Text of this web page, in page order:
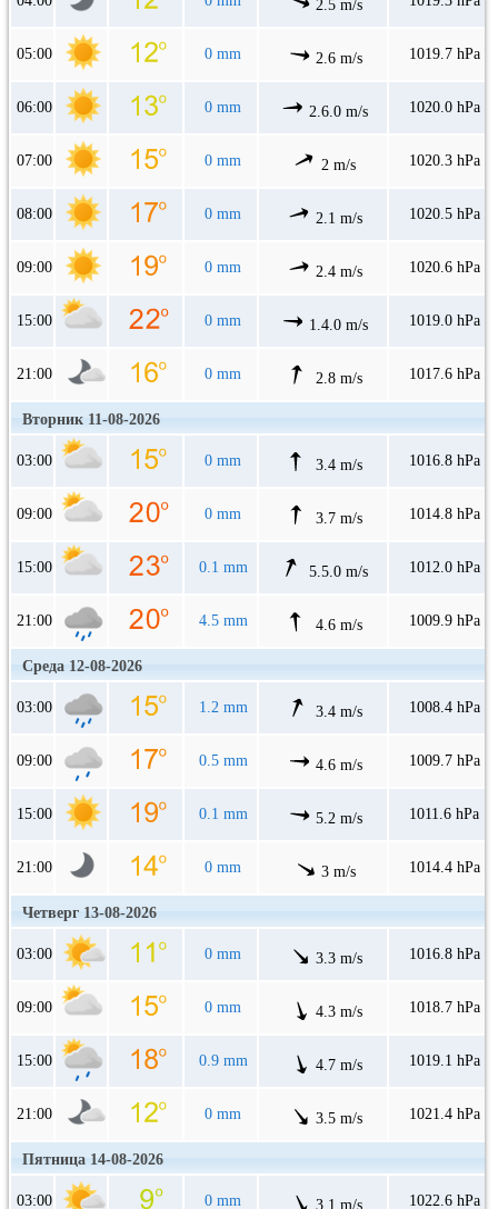
2.5 m/s
05:00 0 mm 2.6 m/s 1019.7 hPa
06:00 0 mm 2.6.0 m/s 1020.0 hPa
07:00 0 mm 2 m/s 1020.3 hPa
08:00 0 mm 2.1 m/s 1020.5 hPa
09:00 0 mm 2.4 m/s 1020.6 hPa
15:00 0 mm 1.4.0 m/s 1019.0 hPa
21:00 0 mm 2.8 m/s 1017.6 hPa
Вторник 11-08-2026
03:00 0 mm 3.4 m/s 1016.8 hPa
09:00 0 mm 3.7 m/s 1014.8 hPa
15:00 0.1 mm 5.5.0 m/s 1012.0 hPa
21:00 4.5 mm 4.6 m/s 1009.9 hPa
Среда 12-08-2026
03:00 1.2 mm 3.4 m/s 1008.4 hPa
09:00 0.5 mm 4.6 m/s 1009.7 hPa
15:00 0.1 mm 5.2 m/s 1011.6 hPa
21:00 0 mm 3 m/s 1014.4 hPa
Четверг 13-08-2026
03:00 0 mm 3.3 m/s 1016.8 hPa
09:00 0 mm 4.3 m/s 1018.7 hPa
15:00 0.9 mm 4.7 m/s 1019.1 hPa
21:00 0 mm 3.5 m/s 1021.4 hPa
Пятница 14-08-2026
03:00 0 mm 3.1 m/s 1022.6 hPa